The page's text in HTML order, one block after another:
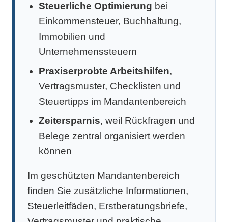
Steuerliche Optimierung bei
Einkommensteuer, Buchhaltung,
Immobilien und
Unternehmenssteuern
Praxiserprobte Arbeitshilfen,
Vertragsmuster, Checklisten und
Steuertipps im Mandantenbereich
Zeitersparnis, weil Rückfragen und
Belege zentral organisiert werden
können
Im geschützten Mandantenbereich
finden Sie zusätzliche Informationen,
Steuerleitfäden, Erstberatungsbriefe,